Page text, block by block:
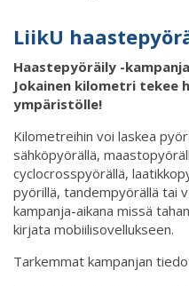
LiikU
Haastepyöräily -
Jokainen kilometri tekee
ympäristölle!
Kilometreihin voi laskea
sähköpyörällä,
cyclocrosspyörällä,
pyörillä, tandempyörällä tai
kampanja-aikana missä
kirjata mobiilisovellukseen.
Tarkemmat kampanjan